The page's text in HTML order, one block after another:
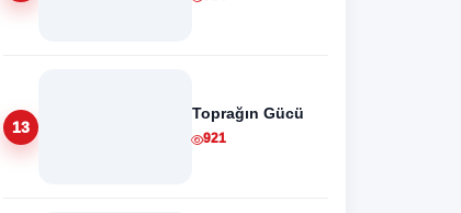
13
Toprağın Gücü
921